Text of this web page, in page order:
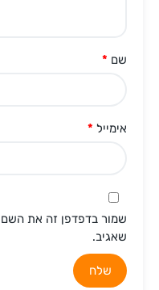
שם *
אימייל *
שמור בדפדפן זה את
שאגיב.